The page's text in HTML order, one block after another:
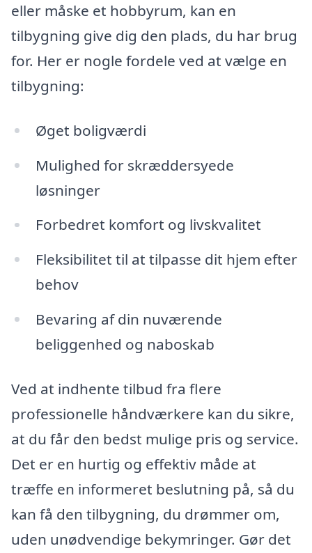
eller måske et hobbyrum, kan en
tilbygning give dig den plads, du har brug
for. Her er nogle fordele ved at vælge en
tilbygning:
Øget boligværdi
Mulighed for skræddersyede
løsninger
Forbedret komfort og livskvalitet
Fleksibilitet til at tilpasse dit hjem efter
behov
Bevaring af din nuværende
beliggenhed og naboskab
Ved at indhente tilbud fra flere
professionelle håndværkere kan du sikre,
at du får den bedst mulige pris og service.
Det er en hurtig og effektiv måde at
træffe en informeret beslutning på, så du
kan få den tilbygning, du drømmer om,
uden unødvendige bekymringer. Gør det